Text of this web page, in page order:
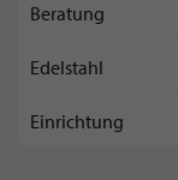
Beratung
Edelstahl
Einrichtung